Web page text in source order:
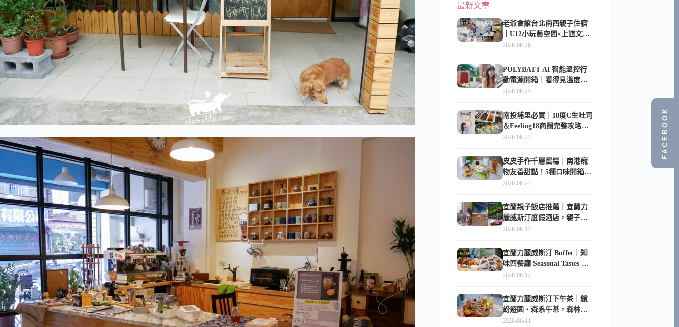
最新文章
老爺會館台北南西親子住宿
｜U12小玩藝空間×上誼文
化，暑假帶孩子這樣玩
2026-06-26
POLYBATT AI 智能溫控行
動電源開箱｜看得見溫度與
電量，外出更安心的
2026-06-25
南投埔里必買｜18度C生吐司
＆Feeling18商圈完整攻略，
在地人帶路這樣逛
2026-06-23
皮皮手作千層蛋糕｜南港寵
物友善甜點！5種口味開箱，
比Lady M便宜一半的台北隱
2026-06-23
宜蘭親子飯店推薦｜宜蘭力
麗威斯汀度假酒店，親子
房、Buffet、泳池、兒童俱樂
2026-06-14
宜蘭力麗威斯汀 Buffet｜知
味西餐廳 Seasonal Tastes 晚
餐早餐吃什麼？
2026-06-12
宜蘭力麗威斯汀下午茶｜繽
紛遊園・森系午茶，森林系
甜點超好拍
2026-06-11
FACEBOOK